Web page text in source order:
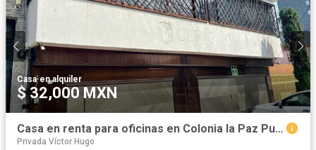
Casa·en alquiler
$ 32,000 MXN
Casa en renta para oficinas en Colonia la Paz Puebla
Privada Víctor Hugo